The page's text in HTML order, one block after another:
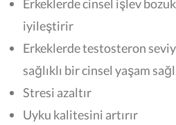
Erkeklerde cinsel işlev
iyileştirir
Erkeklerde testosteron
sağlıklı bir cinsel yaşam
Stresi azaltır
Uyku kalitesini artırır